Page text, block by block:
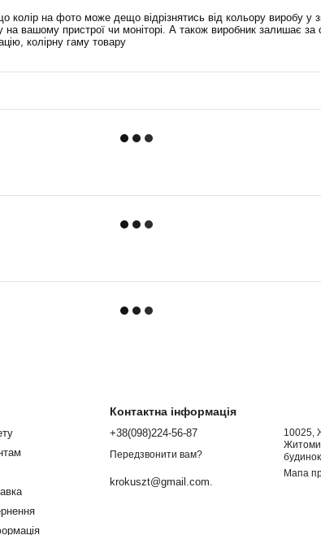
колір на фото може дещо відрізнятись від кольору виробу у
на вашому пристрої чи моніторі. А також виробник залишає
колірну гаму товару
Контактна інформація
+38(098)224-56-87
Передзвонити вам?
krokuszt@gmail.com.
10025,
Мапа